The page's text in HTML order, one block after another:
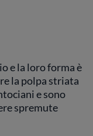
e la loro forma è
la polpa striata
e sono
spremute